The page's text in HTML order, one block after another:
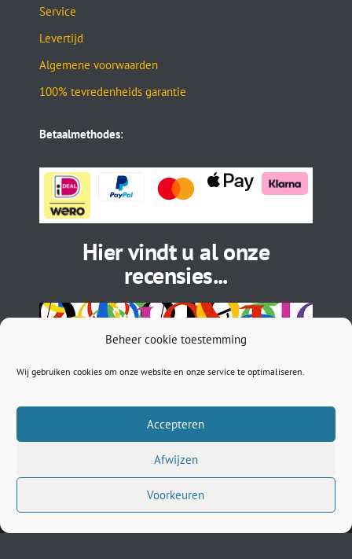
Beheer cookie toestemming
Wij gebruiken cookies om onze website en onze service te optimaliseren.
Accepteren
Afwijzen
Voorkeuren
Service
Levertijd
Algemene voorwaarden
100% tevredenheids garantie
Betaalmethodes:
Hier vindt u al onze
recensies...
89ASNB 0781261422 | sales@musthavebracelets.nl
Gravin Helenastraat 9 5221 CB ‘s-Hertogenbosch The
Netherlands | KvK: 73485691 | Tel: +31736330220 | Tel: